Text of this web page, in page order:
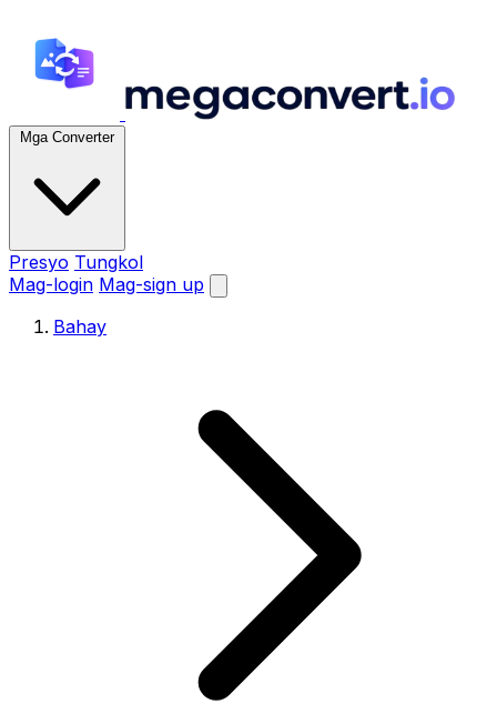
Mga Converter
Presyo Tungkol
Mag-login Mag-sign up
Bahay